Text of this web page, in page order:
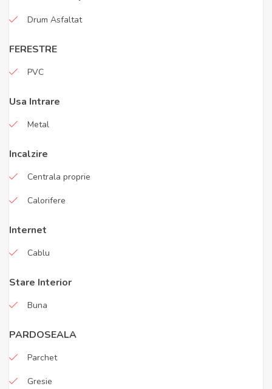
Drum Asfaltat
FERESTRE
PVC
Usa Intrare
Metal
Incalzire
Centrala proprie
Calorifere
Internet
Cablu
Stare Interior
Buna
PARDOSEALA
Parchet
Gresie